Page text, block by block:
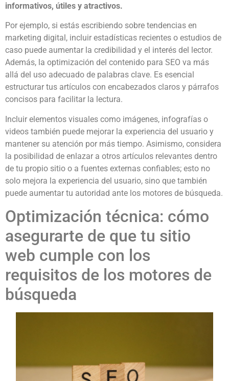
informativos, útiles y atractivos.
Por ejemplo, si estás escribiendo sobre tendencias en
marketing digital, incluir estadísticas recientes o estudios de
caso puede aumentar la credibilidad y el interés del lector.
Además, la optimización del contenido para SEO va más
allá del uso adecuado de palabras clave. Es esencial
estructurar tus artículos con encabezados claros y párrafos
concisos para facilitar la lectura.
Incluir elementos visuales como imágenes, infografías o
videos también puede mejorar la experiencia del usuario y
mantener su atención por más tiempo. Asimismo, considera
la posibilidad de enlazar a otros artículos relevantes dentro
de tu propio sitio o a fuentes externas confiables; esto no
solo mejora la experiencia del usuario, sino que también
puede aumentar tu autoridad ante los motores de búsqueda.
Optimización técnica: cómo
asegurarte de que tu sitio
web cumple con los
requisitos de los motores de
búsqueda